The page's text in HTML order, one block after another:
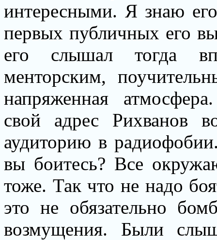
интересными. Я знаю
первых публичных его
его слышал тогда
менторским,
напряженная
свой адрес Рихванов
аудиторию в
вы боитесь? Все
тоже. Так что не надо
это не обязательно
возмущения. Были